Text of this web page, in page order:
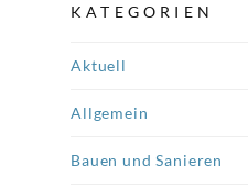
KATEGORIEN
Aktuell
Allgemein
Bauen und Sanieren